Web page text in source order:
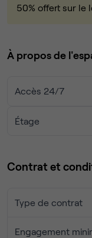
- imprimante,
disponibilités
dynamiser votre
50% offert sur le
À propos de
Accès 24/7
Étage
Contrat et
Type de contrat
Engagement